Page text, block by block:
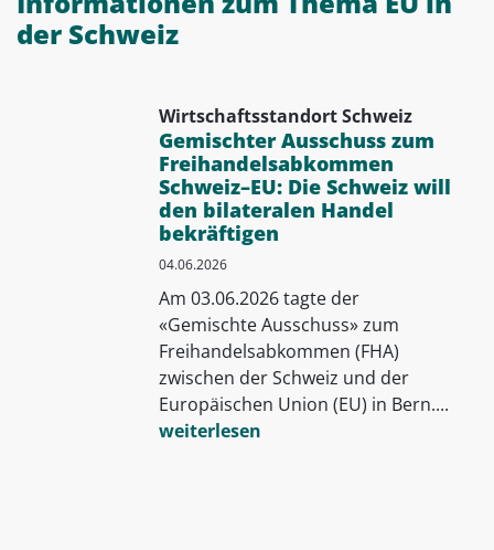
der Schweiz
Wirtschaftsstandort Schweiz
Gemischter Ausschuss zum
Freihandelsabkommen
Schweiz–EU: Die Schweiz will
den bilateralen Handel
bekräftigen
04.06.2026
Am 03.06.2026 tagte der
«Gemischte Ausschuss» zum
Freihandelsabkommen (FHA)
zwischen der Schweiz und der
Europäischen Union (EU) in Bern....
weiterlesen